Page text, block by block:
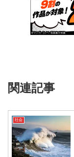
関連記事
社会